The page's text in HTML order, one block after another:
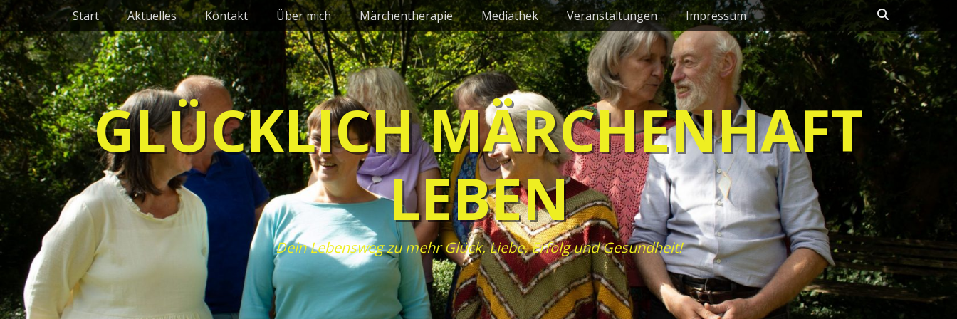
Zum
Inhalt
springen
Primäres Menü
Start Aktuelles Kontakt Über mich Märchentherapie Mediathek Veranstaltungen Impressum
GLÜCKLICH MÄRCHENHAFT
LEBEN
Dein Lebensweg zu mehr Glück, Liebe, Erfolg und Gesundheit!